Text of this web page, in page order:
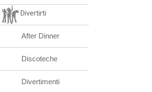
Divertirti
After Dinner
Discoteche
Divertimenti